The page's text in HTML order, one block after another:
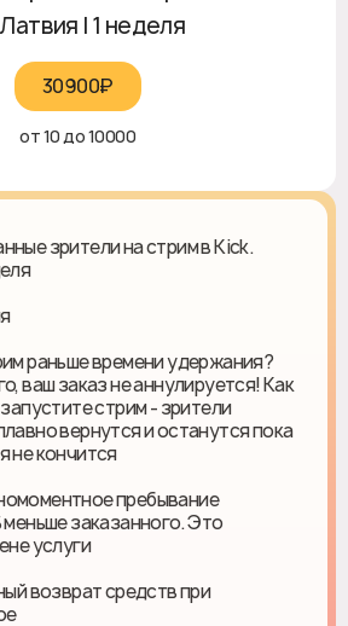
Латвия | 1 неделя
30900₽‎
от 10 до 10000
зрители на стрим в Kick.
раньше времени удержания?
ваш заказ не аннулируется! Как
стрим - зрители
вернутся и останутся пока
не кончится
пребывание
меньше заказанного. Это
услуги
возврат средств при